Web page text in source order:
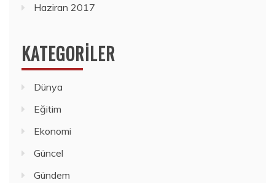
Haziran 2017
KATEGORILER
Dünya
Eğitim
Ekonomi
Güncel
Gündem